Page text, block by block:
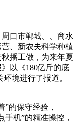
口市郸城、、商水
、新农夫科学种植
播工做，为来年夏
以《180亿斤的底
境进行了报道。
的保守经验，
机”的精准操控，